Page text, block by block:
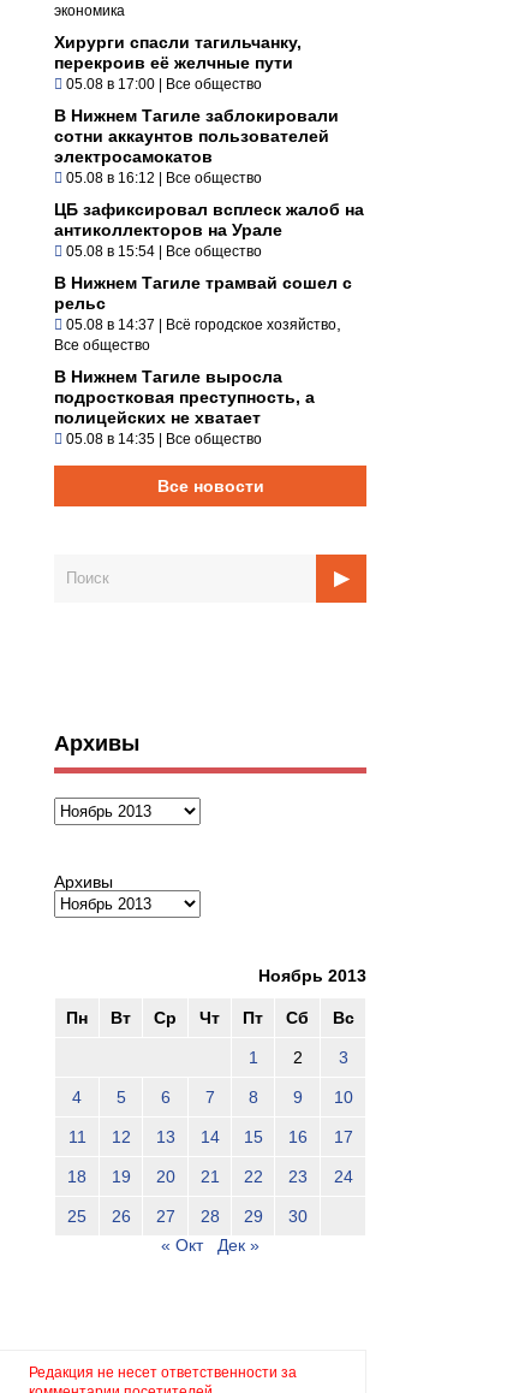
экономика
Хирурги спасли тагильчанку,
перекроив её желчные пути
05.08 в 17:00 | Все общество
В Нижнем Тагиле заблокировали
сотни аккаунтов пользователей
электросамокатов
05.08 в 16:12 | Все общество
ЦБ зафиксировал всплеск жалоб на
антиколлекторов на Урале
05.08 в 15:54 | Все общество
В Нижнем Тагиле трамвай сошел с
рельс
05.08 в 14:37 | Всё городское хозяйство
Все общество
В Нижнем Тагиле выросла
подростковая преступность, а
полицейских не хватает
05.08 в 14:35 | Все общество
Все новости
Архивы
Архивы
Архивы
Ноябрь 2013
Пн Вт Ср Чт Пт Сб Вс
1 2 3
4 5 6 7 8 9 10
11 12 13 14 15 16 17
18 19 20 21 22 23 24
25 26 27 28 29
30
« Окт
Дек »
Редакция не несет ответственности за